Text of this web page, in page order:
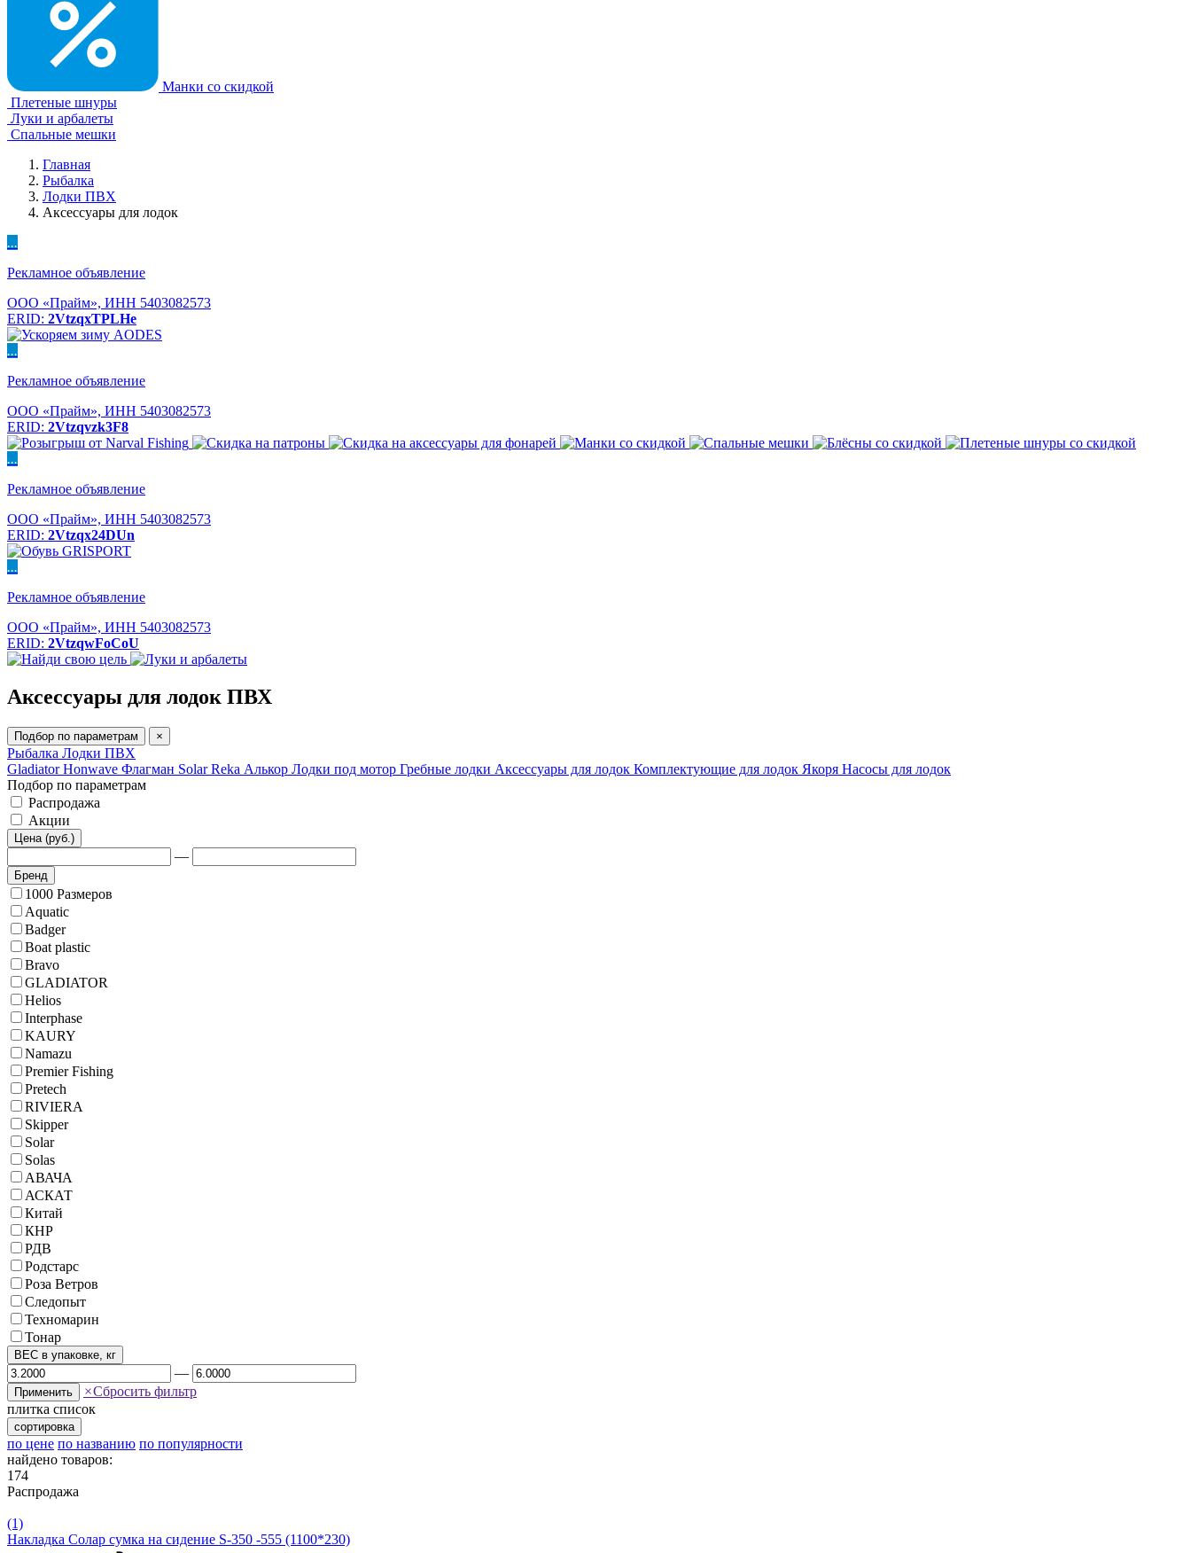
Манки со скидкой
Плетеные шнуры
Луки и арбалеты
Спальные мешки
Главная
Рыбалка
Лодки ПВХ
Аксессуары для лодок
...
Рекламное объявление
ООО «Прайм», ИНН 5403082573
ERID: 2VtzqxTPLHe
...
Рекламное объявление
ООО «Прайм», ИНН 5403082573
ERID: 2Vtzqvzk3F8
...
Рекламное объявление
ООО «Прайм», ИНН 5403082573
ERID: 2Vtzqx24DUn
...
Рекламное объявление
ООО «Прайм», ИНН 5403082573
ERID: 2VtzqwFoCoU
Аксессуары для лодок ПВХ
Подбор по параметрам ×
Рыбалка Лодки ПВХ
GladiatorHonwave Флагман SolarReka Алькор Лодки под мотор Гребные лодки Аксессуары для лодок Комплектующие для лодок Якоря Насосы для лодок
Подбор по параметрам
Распродажа
Акции
Цена (руб.)
—
Бренд
1000 Размеров
Aquatic
Badger
Boat plastic
Bravo
GLADIATOR
Helios
Interphase
KAURY
Namazu
Premier Fishing
Pretech
RIVIERA
Skipper
Solar
Solas
АВАЧА
АСКАТ
Китай
КНР
РДВ
Родстарс
Роза Ветров
Следопыт
Техномарин
Тонар
ВЕС в упаковке, кг
—
Применить ×Сбросить фильтр
плитка список
сортировка
по цене по названию по популярности
найдено товаров:
174
Распродажа
(1)
Накладка Солар сумка на сидение S-350 -555 (1100*230)